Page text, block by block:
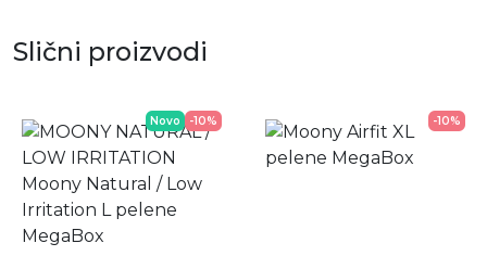
Slični proizvodi
Novo -10% -10%